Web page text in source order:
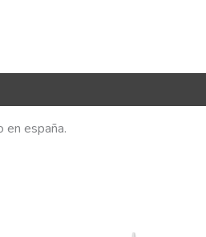
españa.